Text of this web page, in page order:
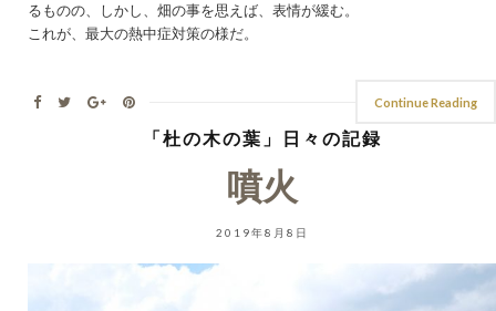
るものの、しかし、畑の事を思えば、表情が緩む。
これが、最大の熱中症対策の様だ。
Continue Reading
「杜の木の葉」日々の記録
噴火
2019年8月8日